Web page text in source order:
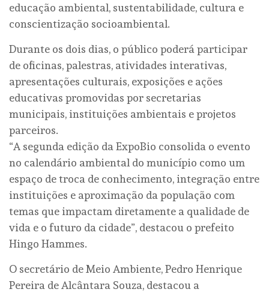
educação ambiental, sustentabilidade, cultura e
conscientização socioambiental.
Durante os dois dias, o público poderá participar
de oficinas, palestras, atividades interativas,
apresentações culturais, exposições e ações
educativas promovidas por secretarias
municipais, instituições ambientais e projetos
parceiros.
“A segunda edição da ExpoBio consolida o evento
no calendário ambiental do município como um
espaço de troca de conhecimento, integração entre
instituições e aproximação da população com
temas que impactam diretamente a qualidade de
vida e o futuro da cidade”, destacou o prefeito
Hingo Hammes.
O secretário de Meio Ambiente, Pedro Henrique
Pereira de Alcântara Souza, destacou a